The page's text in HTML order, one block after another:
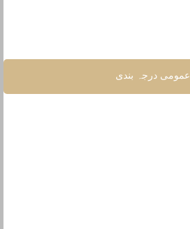
عمومی درجہ بندی